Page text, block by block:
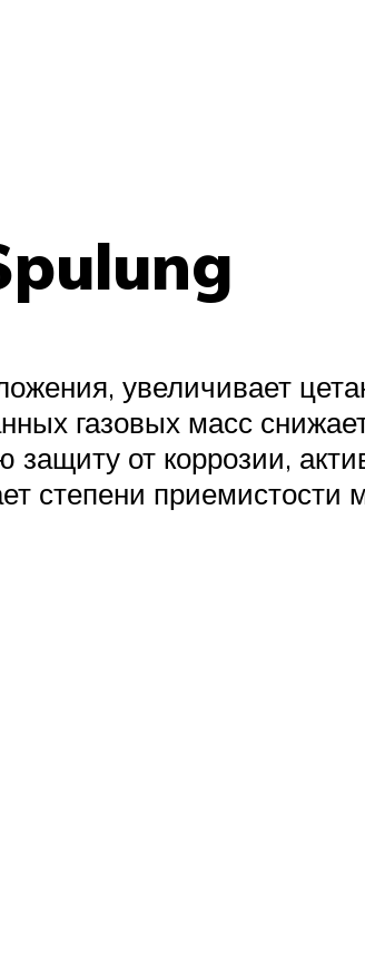
увеличивает
газовых масс
от коррозии,
степени